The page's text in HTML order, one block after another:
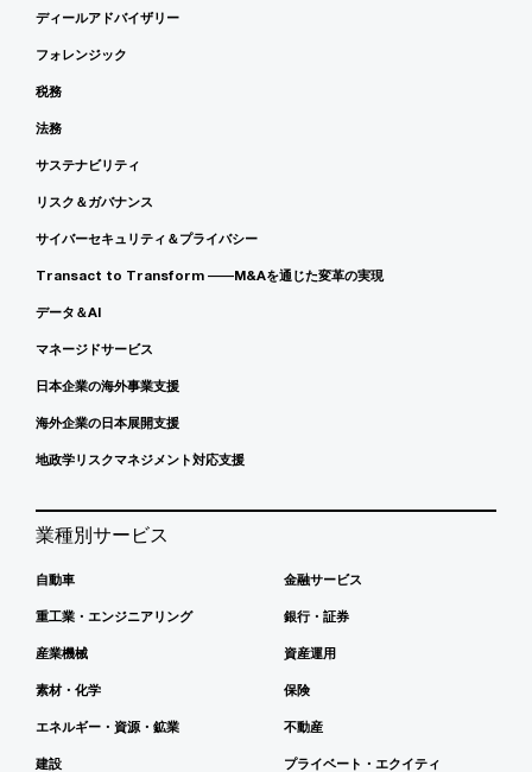
ディールアドバイザリー
フォレンジック
税務
法務
サステナビリティ
リスク＆ガバナンス
サイバーセキュリティ＆プライバシー
Transact to Transform ――M&Aを通じた変革の実現
データ＆AI
マネージドサービス
日本企業の海外事業支援
海外企業の日本展開支援
地政学リスクマネジメント対応支援
業種別サービス
自動車
重工業・エンジニアリング
産業機械
素材・化学
エネルギー・資源・鉱業
建設
金融サービス
銀行・証券
資産運用
保険
不動産
プライベート・エクイティ